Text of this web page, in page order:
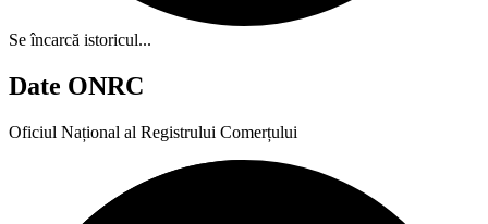
Se încarcă istoricul...
Date ONRC
Oficiul Național al Registrului Comerțului